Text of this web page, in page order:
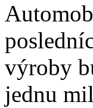
výroby
jednu